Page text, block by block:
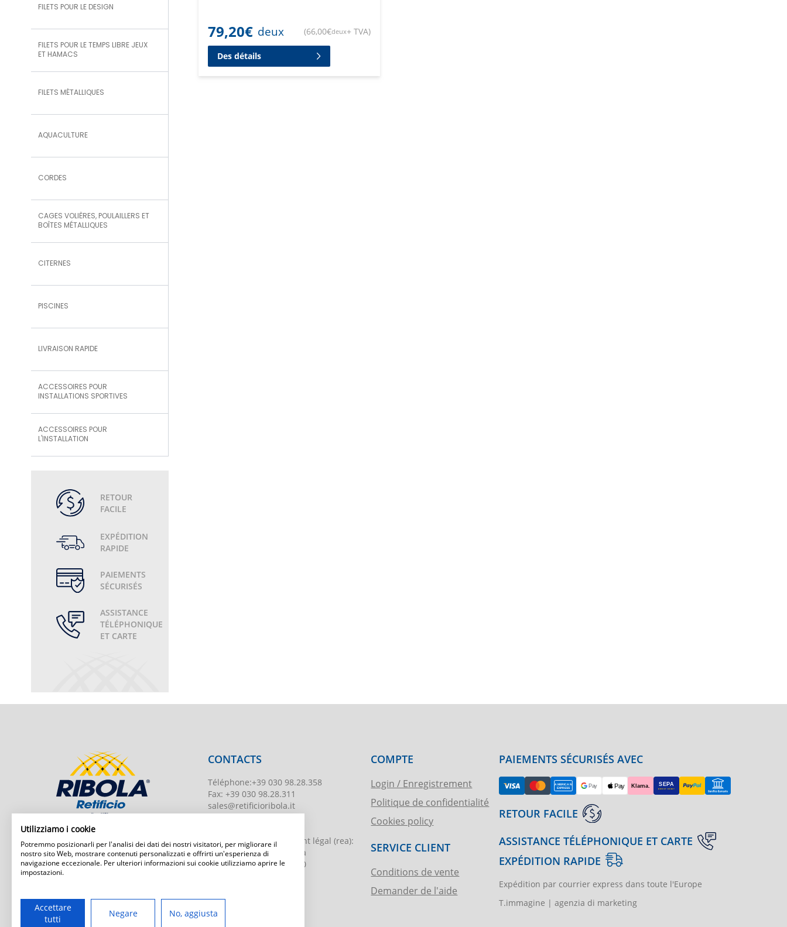
FILETS POUR LE DESIGN
FILETS POUR LE TEMPS LIBRE JEUX
ET HAMACS
FILETS MÉTALLIQUES
AQUACULTURE
CORDES
CAGES VOLIÈRES, POULAILLERS ET
BOÎTES MÉTALLIQUES
CITERNES
PISCINES
LIVRAISON RAPIDE
ACCESSOIRES POUR
INSTALLATIONS SPORTIVES
ACCESSOIRES POUR
L'INSTALLATION
RETOUR
FACILE
EXPÉDITION
RAPIDE
PAIEMENTS
SÉCURISÉS
ASSISTANCE
TÉLÉPHONIQUE
ET CARTE
79,20€ deux (66,00€deux+ TVA)
Des détails
25040 Timoline di C.F. (BS)
CONTACTS
Téléphone:+39 030 98.28.358
Fax: +39 030 98.28.311
sales@retificioribola.it
Numéro d'enregistrement légal (rea):
BS-203951 Uff. di Brescia
Capital social:€ 51.000,00
www.retificioribola.it
COMPTE
Login / Enregistrement
Politique de confidentialité
Cookies policy
SERVICE CLIENT
Conditions de vente
Demander de l'aide
PAIEMENTS SÉCURISÉS AVEC
RETOUR FACILE
ASSISTANCE TÉLÉPHONIQUE ET CARTE
EXPÉDITION RAPIDE
Expédition par courrier express dans toute l'Europe
T.immagine | agenzia di marketing
Utilizziamo i cookie
Potremmo posizionarli per l'analisi dei dati dei nostri visitatori, per migliorare il
nostro sito Web, mostrare contenuti personalizzati e offrirti un'esperienza di
navigazione eccezionale. Per ulteriori informazioni sui cookie utilizziamo aprire le
impostazioni.
Accettare
tutti
Negare No, aggiusta